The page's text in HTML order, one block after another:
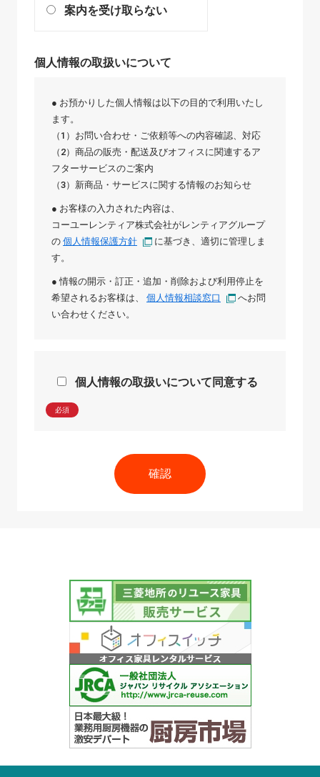
案内を受け取らない
個人情報の取扱いについて
● お預かりした個人情報は以下の目的で利用いたし
ます。
（1）お問い合わせ・ご依頼等への内容確認、対応
（2）商品の販売・配送及びオフィスに関連するア
フターサービスのご案内
（3）新商品・サービスに関する情報のお知らせ
● お客様の入力された内容は、
コーユーレンティア株式会社がレンティアグループ
の 個人情報保護方針
に基づき、適切に管理しま
す。
● 情報の開示・訂正・追加・削除および利用停止を
希望されるお客様は、 個人情報相談窓口
へお問
い合わせください。
個人情報の取扱いについて同意する
必須